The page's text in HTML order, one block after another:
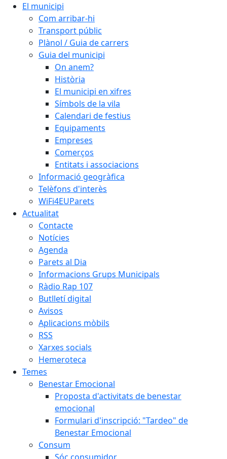
El municipi
Com arribar-hi
Transport públic
Plànol / Guia de carrers
Guia del municipi
On anem?
Història
El municipi en xifres
Símbols de la vila
Calendari de festius
Equipaments
Empreses
Comerços
Entitats i associacions
Informació geogràfica
Telèfons d'interès
WiFi4EUParets
Actualitat
Contacte
Notícies
Agenda
Parets al Dia
Informacions Grups Municipals
Ràdio Rap 107
Butlletí digital
Avisos
Aplicacions mòbils
RSS
Xarxes socials
Hemeroteca
Temes
Benestar Emocional
Proposta d'activitats de benestar
emocional
Formulari d'inscripció: "Tardeo" de
Benestar Emocional
Consum